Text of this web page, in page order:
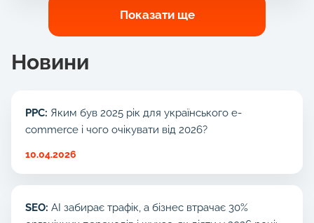
Новини
PPC: Яким був 2025 рік для українського e-
commerce і чого очікувати від 2026?
10.04.2026
SEO: AI забирає трафік, а бізнес втрачає 30%
Показати ще